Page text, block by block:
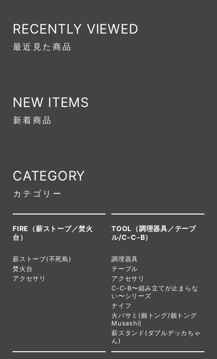
RECENTLY VIEWED
最近見た商品
NEW ITEMS
新着商品
CATEGORY
カテゴリー
FIRE（薪ストーブ／焚火
台）
薪ストーブ(不死鳥)
焚火台
アクセサリ
TOOL（調理器具／テーブ
ル/C-C-B）
調理器具
テーブル
アクセサリ
C-C-B〜組み立てが止まらな
い〜シリーズ
ナイフ
火バサミ(劔トング/劔トング
Musashi)
薪スタンド(ダブルデッカちゃ
ん)